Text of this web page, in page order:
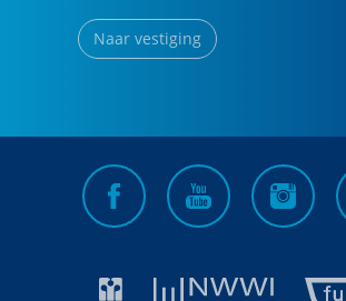
Naar vestiging